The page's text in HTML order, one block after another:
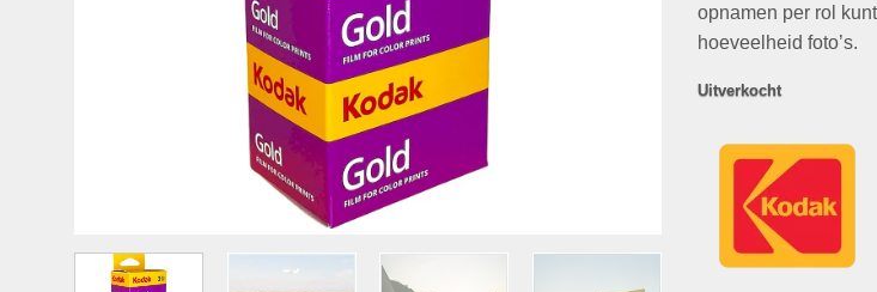
opnamen per rol
hoeveelheid foto’s.
Uitverkocht